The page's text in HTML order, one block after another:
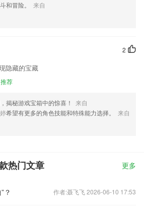
和冒险。
来自
2
隐藏的宝藏
推荐
揭秘游戏宝箱中的惊喜！
来自
希望有更多的角色技能和特殊能力选择。
来自
热门文章 更多
？ 作者:聂飞飞 2026-06-10 17:53